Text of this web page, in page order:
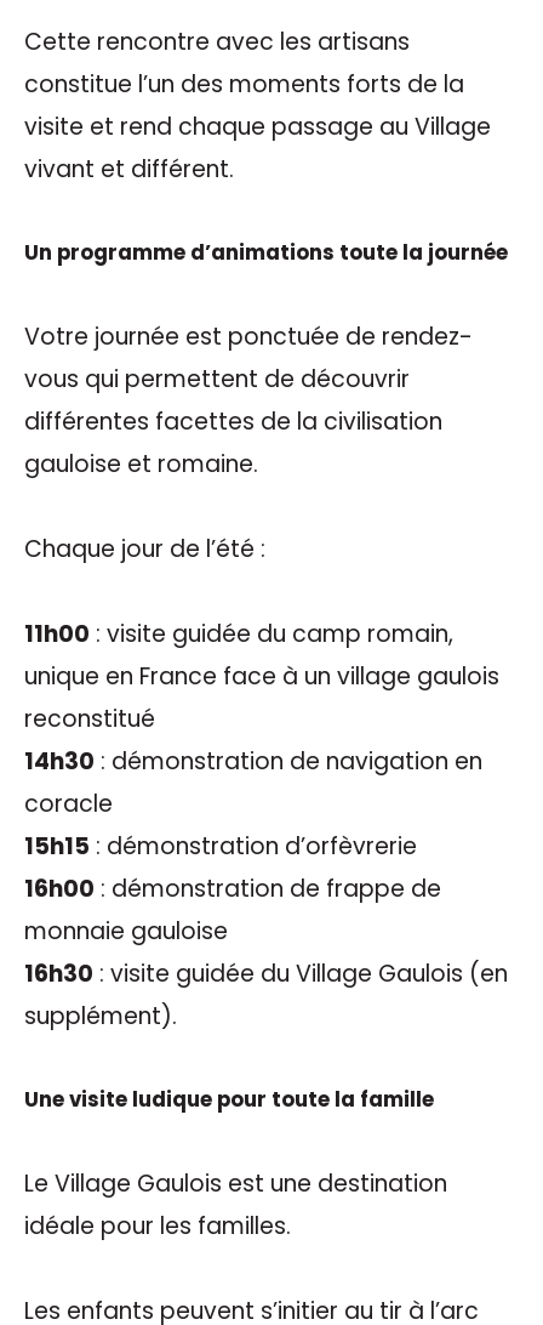
Cette rencontre avec les artisans
constitue l’un des moments forts de la
visite et rend chaque passage au Village
vivant et différent.
Un programme d’animations toute la journée
Votre journée est ponctuée de rendez-
vous qui permettent de découvrir
différentes facettes de la civilisation
gauloise et romaine.
Chaque jour de l’été :
11h00 : visite guidée du camp romain,
unique en France face à un village gaulois
reconstitué
14h30 : démonstration de navigation en
coracle
15h15 : démonstration d’orfèvrerie
16h00 : démonstration de frappe de
monnaie gauloise
16h30 : visite guidée du Village Gaulois (en
supplément).
Une visite ludique pour toute la famille
Le Village Gaulois est une destination
idéale pour les familles.
Les enfants peuvent s’initier au tir à l’arc